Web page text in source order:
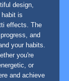
design,
is
effects. The
and
your habits.
you're
or
and achieve